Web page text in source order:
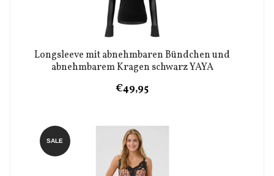
Longsleeve mit abnehmbaren Bündchen und
abnehmbarem Kragen schwarz YAYA
€49,95
SALE